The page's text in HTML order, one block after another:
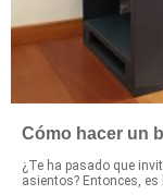
Cómo hacer un
¿Te ha pasado que
asientos? Entonces, es